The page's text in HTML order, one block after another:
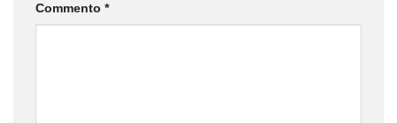
Commento *